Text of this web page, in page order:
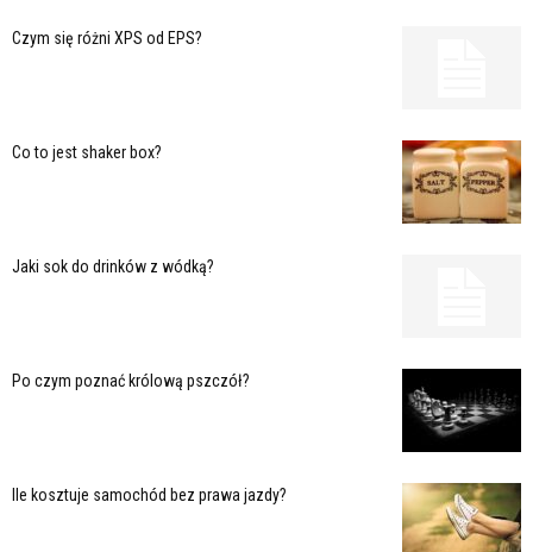
Czym się różni XPS od EPS?
Co to jest shaker box?
Jaki sok do drinków z wódką?
Po czym poznać królową pszczół?
Ile kosztuje samochód bez prawa jazdy?